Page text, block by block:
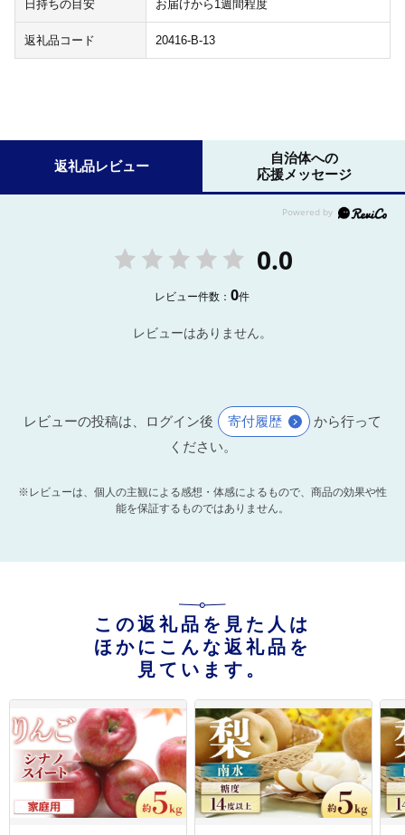
日持ちの目安 お届けから1週間程度
返礼品コード 20416-B-13
返礼品レビュー
自治体への
応援メッセージ
0.0
レビュー件数：0件
レビューはありません。
レビューの投稿は、ログイン後 寄付履歴
から行って
ください。
※レビューは、個人の主観による感想・体感によるもので、商品の効果や性
能を保証するものではありません。
この返礼品を見た人は
ほかにこんな返礼品を
見ています。